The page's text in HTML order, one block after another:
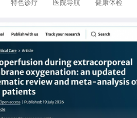
特色诊疗 医院导航 健康体检